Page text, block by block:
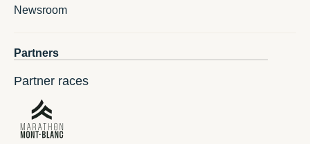
Newsroom
Partners
Partner races